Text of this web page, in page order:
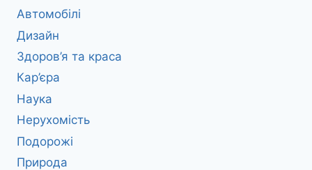
Автомобілі
Дизайн
Здоров’я та краса
Кар’єра
Наука
Нерухомість
Подорожі
Природа